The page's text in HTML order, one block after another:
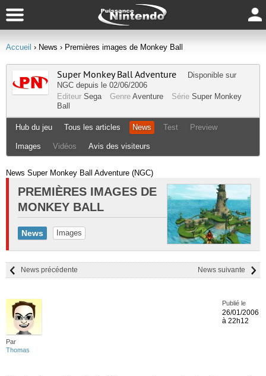
Accueil › News › Premières images de Monkey Ball
Super Monkey Ball Adventure
Disponible sur
NGC depuis le 02/06/2006
Editeur Sega Genre Aventure Série Super Monkey
Ball
Hub du jeu Tous les articles News Test Preview
Images Vidéos Avis des visiteurs
News Super Monkey Ball Adventure (NGC)
PREMIÈRES IMAGES DE
MONKEY BALL
News Images
News suivante
News précédente
Par
Thomas
Publié le
26/01/2006
à 22h12